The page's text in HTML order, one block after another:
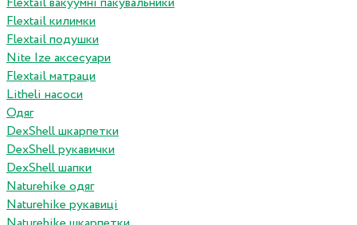
Flextail килимки
Flextail подушки
Nite Ize аксесуари
Flextail матраци
Litheli насоси
Одяг
DexShell шкарпетки
DexShell рукавички
DexShell шапки
Naturehike одяг
Naturehike рукавиці